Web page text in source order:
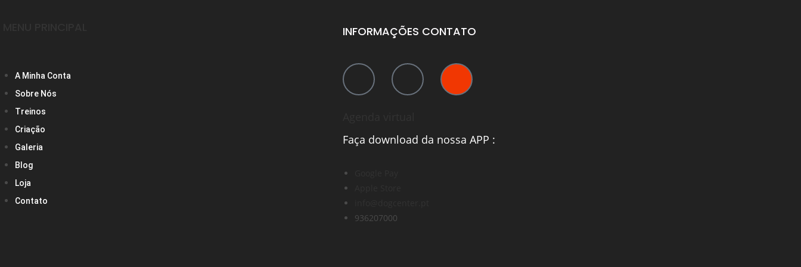
A Minha Conta
Sobre Nós
Treinos
Criação
Galeria
Blog
Loja
Contato
INFORMAÇÕES CONTATO
Faça download da nossa APP :
936207000